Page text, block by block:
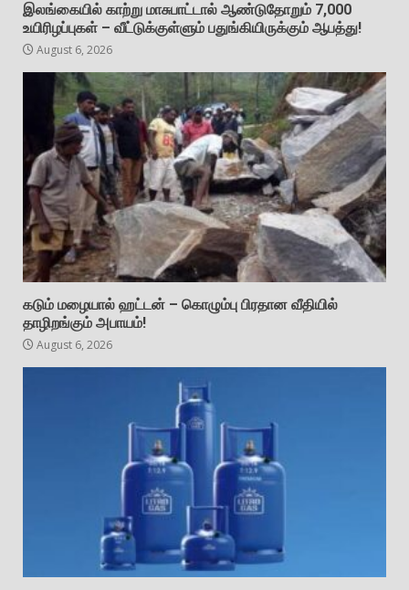
இலங்கையில் காற்று மாசுபாட்டால் ஆண்டுதோறும் 7,000
உயிரிழப்புகள் – வீட்டுக்குள்ளும் பதுங்கியிருக்கும் ஆபத்து!
August 6, 2026
கடும் மழையால் ஹட்டன் – கொழும்பு பிரதான வீதியில்
தாழிறங்கும் அபாயம்!
August 6, 2026